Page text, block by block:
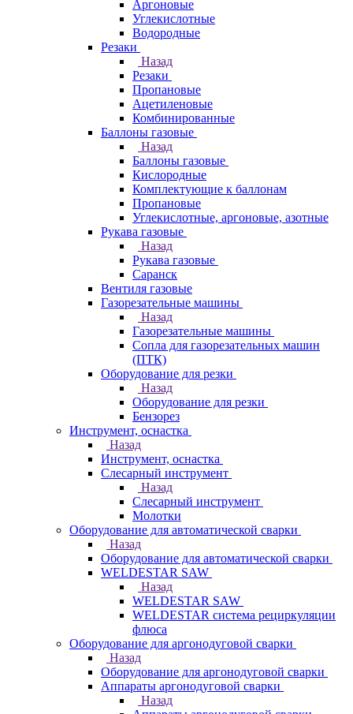
Аргоновые
Углекислотные
Водородные
Резаки
Назад
Резаки
Пропановые
Ацетиленовые
Комбинированные
Баллоны газовые
Назад
Баллоны газовые
Кислородные
Комплектующие к баллонам
Пропановые
Углекислотные, аргоновые, азотные
Рукава газовые
Назад
Рукава газовые
Саранск
Вентиля газовые
Газорезательные машины
Назад
Газорезательные машины
Сопла для газорезательных машин
(ПТК)
Оборудование для резки
Назад
Оборудование для резки
Бензорез
Инструмент, оснастка
Назад
Инструмент, оснастка
Слесарный инструмент
Назад
Слесарный инструмент
Молотки
Оборудование для автоматической сварки
Назад
Оборудование для автоматической сварки
WELDESTAR SAW
Назад
WELDESTAR SAW
WELDESTAR система рециркуляции
флюса
Оборудование для аргонодуговой сварки
Назад
Оборудование для аргонодуговой сварки
Аппараты аргонодуговой сварки
Назад